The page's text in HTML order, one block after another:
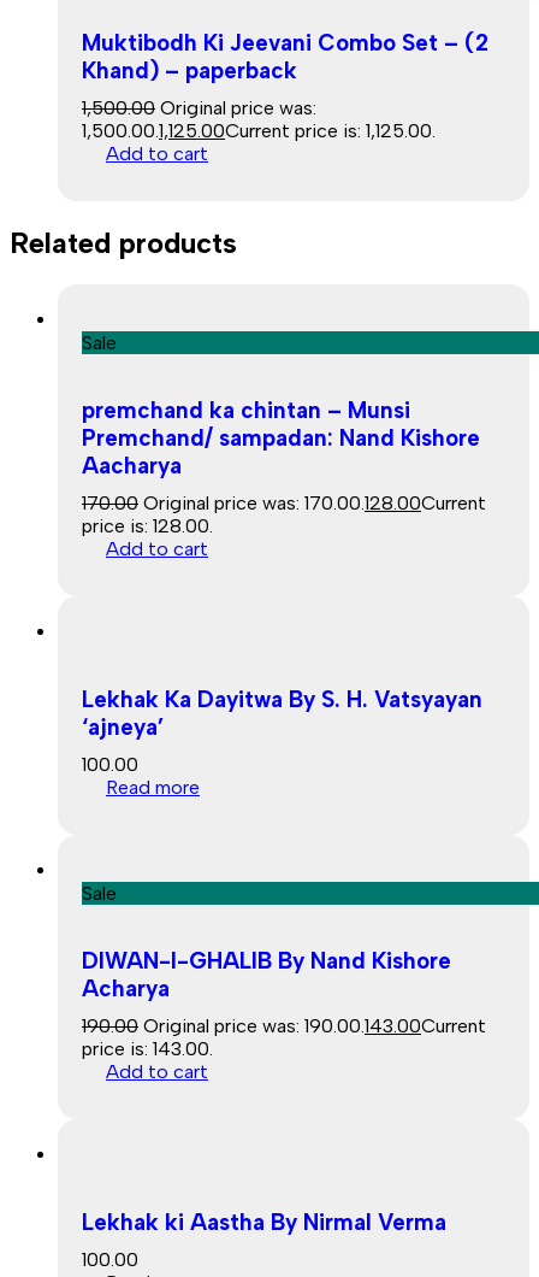
Muktibodh Ki Jeevani Combo Set – (2
Khand) – paperback
1,500.00 Original price was:
₹1,500.00. 1,125.00Current price is: ₹1,125.00.
Add to cart
Related products
Sale
premchand ka chintan – Munsi
Premchand/ sampadan: Nand Kishore
Aacharya
170.00 Original price was: ₹170.00. 128.00Current
price is: ₹128.00.
Add to cart
Lekhak Ka Dayitwa By S. H. Vatsyayan
‘ajneya’
100.00
Read more
Sale
DIWAN-I-GHALIB By Nand Kishore
Acharya
190.00 Original price was: ₹190.00. 143.00Current
price is: ₹143.00.
Add to cart
Lekhak ki Aastha By Nirmal Verma
100.00